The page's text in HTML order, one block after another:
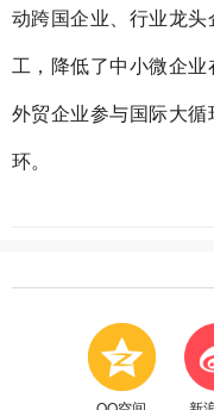
动跨国企业、行业龙
工，降低了中小微企
外贸企业参与国际大
环。